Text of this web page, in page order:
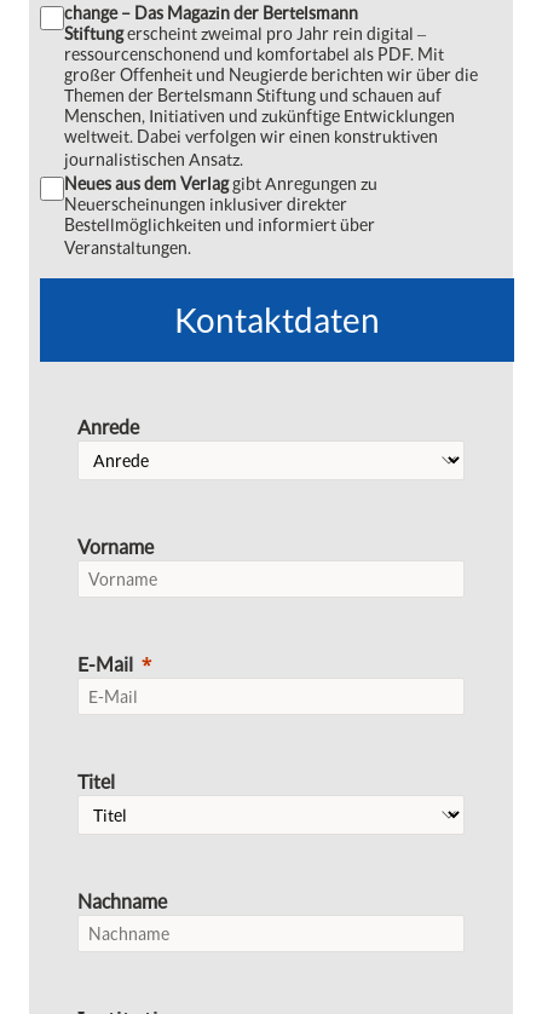
change – Das Magazin der Bertelsmann
Stiftungerscheint zweimal pro Jahr rein digital ‒
ressourcenschonend und komfortabel als PDF. Mit
großer Offenheit und Neugierde berichten wir über die
Themen der Bertelsmann Stiftung und schauen auf
Menschen, Initiativen und zukünftige Entwicklungen
weltweit. Dabei verfolgen wir einen konstruktiven
journalistischen Ansatz.
Neues aus dem Verlaggibt Anregungen zu
Neuerscheinungen inklusiver direkter
Bestellmöglichkeiten und informiert über
Veranstaltungen.
Kontaktdaten
Anrede
Vorname
E-Mail
Titel
Nachname